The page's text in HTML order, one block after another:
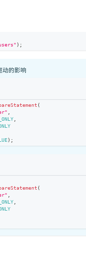
) ;
动的影响
(
) ;
(
,
,